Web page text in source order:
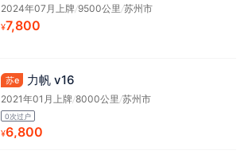
2024年07月上牌/9500公里 /苏州市
¥7,800
苏e 力帆 v16
2021年01月上牌/8000公里 /苏州市
0次过户
¥6,800